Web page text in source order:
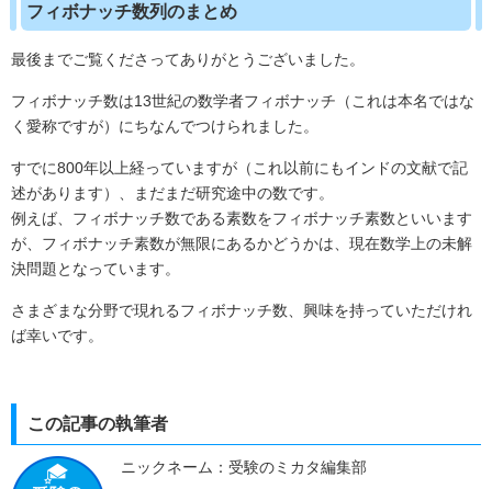
フィボナッチ数列のまとめ
最後までご覧くださってありがとうございました。
フィボナッチ数は13世紀の数学者フィボナッチ（これは本名ではな
く愛称ですが）にちなんでつけられました。
すでに800年以上経っていますが（これ以前にもインドの文献で記
述があります）、まだまだ研究途中の数です。
例えば、フィボナッチ数である素数をフィボナッチ素数といいます
が、フィボナッチ素数が無限にあるかどうかは、現在数学上の未解
決問題となっています。
さまざまな分野で現れるフィボナッチ数、興味を持っていただけれ
ば幸いです。
この記事の執筆者
ニックネーム：受験のミカタ編集部